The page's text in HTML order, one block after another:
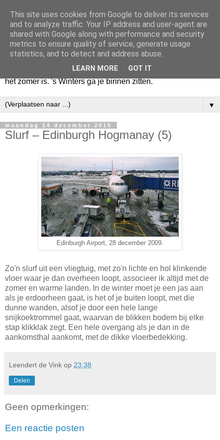
Huize Zeezicht
Als het lente is, lees ik een krant op een terras en drink een
latte uit een glas. Of om het even een boek met een
cappuccino of een dubbele espresso. Maar dat kan ook als
het zomer is. 's Winters ga je binnen zitten.
▼
maandag 14 december 2015
Slurf – Edinburgh Hogmanay (5)
Edinburgh Airport, 28 december 2009.
Zo'n slurf uit een vliegtuig, met zo'n lichte en hol klinkende
vloer waar je dan overheen loopt, associeer ik altijd met de
zomer en warme landen. In de winter moet je een jas aan
als je erdoorheen gaat, is het of je buiten loopt, met die
dunne wanden, alsof je door een hele lange
snijkoektrommel gaat, waarvan de blikken bodem bij elke
stap klikklak zegt. Een hele overgang als je dan in de
aankomsthal aankomt, met de dikke vloerbedekking.
Leendert de Vink op 23:38
Delen
Geen opmerkingen:
Een reactie posten
This site uses cookies from Google to deliver its services
and to analyze traffic. Your IP address and user-agent are
shared with Google along with performance and security
metrics to ensure quality of service, generate usage
statistics, and to detect and address abuse.
LEARN MORE GOT IT